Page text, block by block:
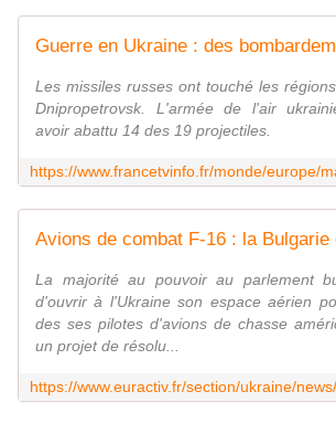
Les missiles russes ont touché les
Dnipropetrovsk. L'armée de l'air
avoir abattu 14 des 19 projectiles.
La majorité au pouvoir au parlement
d'ouvrir à l'Ukraine son espace aérien
des ses pilotes d'avions de chasse
un projet de résolu...